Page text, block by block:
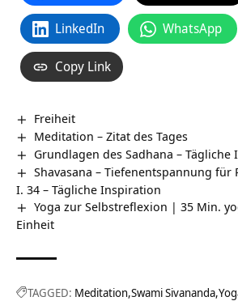
LinkedIn WhatsApp
Copy Link
Freiheit
Meditation – Zitat des Tages
Grundlagen des Sadhana – Tägliche
Shavasana – Tiefenentspannung für
I. 34 – Tägliche Inspiration
Yoga zur Selbstreflexion | 35 Min.
Einheit
TAGGED: Meditation Swami Sivananda